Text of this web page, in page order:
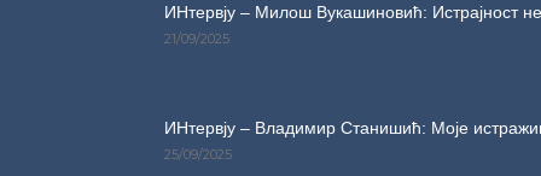
ИНтервју – Милош Вукашиновић: Истрајност
21/09/2025
ИНтервју – Владимир Станишић: Моје
25/09/2025